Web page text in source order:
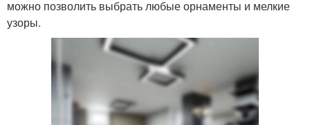
можно позволить выбрать любые орнаменты и мелкие
узоры.